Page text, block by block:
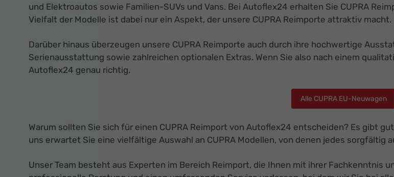
und Elektroautos sowie Familien-SUVs und Vans. Bei Autoflex24 erhalten Sie CUPRA
Vielfalt der Modelle ist dabei nur ein Aspekt, der unsere CUPRA Reimporte attraktiv macht.
Darüber hinaus überzeugen unsere CUPRA Reimporte auch durch ihre hochwertige
Serienausstattung sowie zahlreichen optionalen Extras. Wenn Sie also nach einem
Autoflex24 genau richtig.
Alle CUPRA EU-Neuwagen
Warum sollten Sie sich für einen CUPRA Reimport von Autoflex24 entscheiden? Es gibt
uns erwartet Sie eine vielfältige Auswahl an CUPRA Modellen, von denen jedes
Unser Team besteht aus Experten im Bereich Reimport, die Ihnen mit ihrer Fachkenntnis